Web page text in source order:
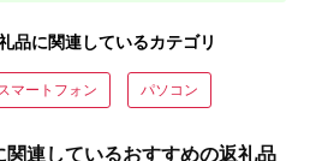
品に関連しているカテゴリ
マートフォン パソコン
連しているおすすめの返礼品